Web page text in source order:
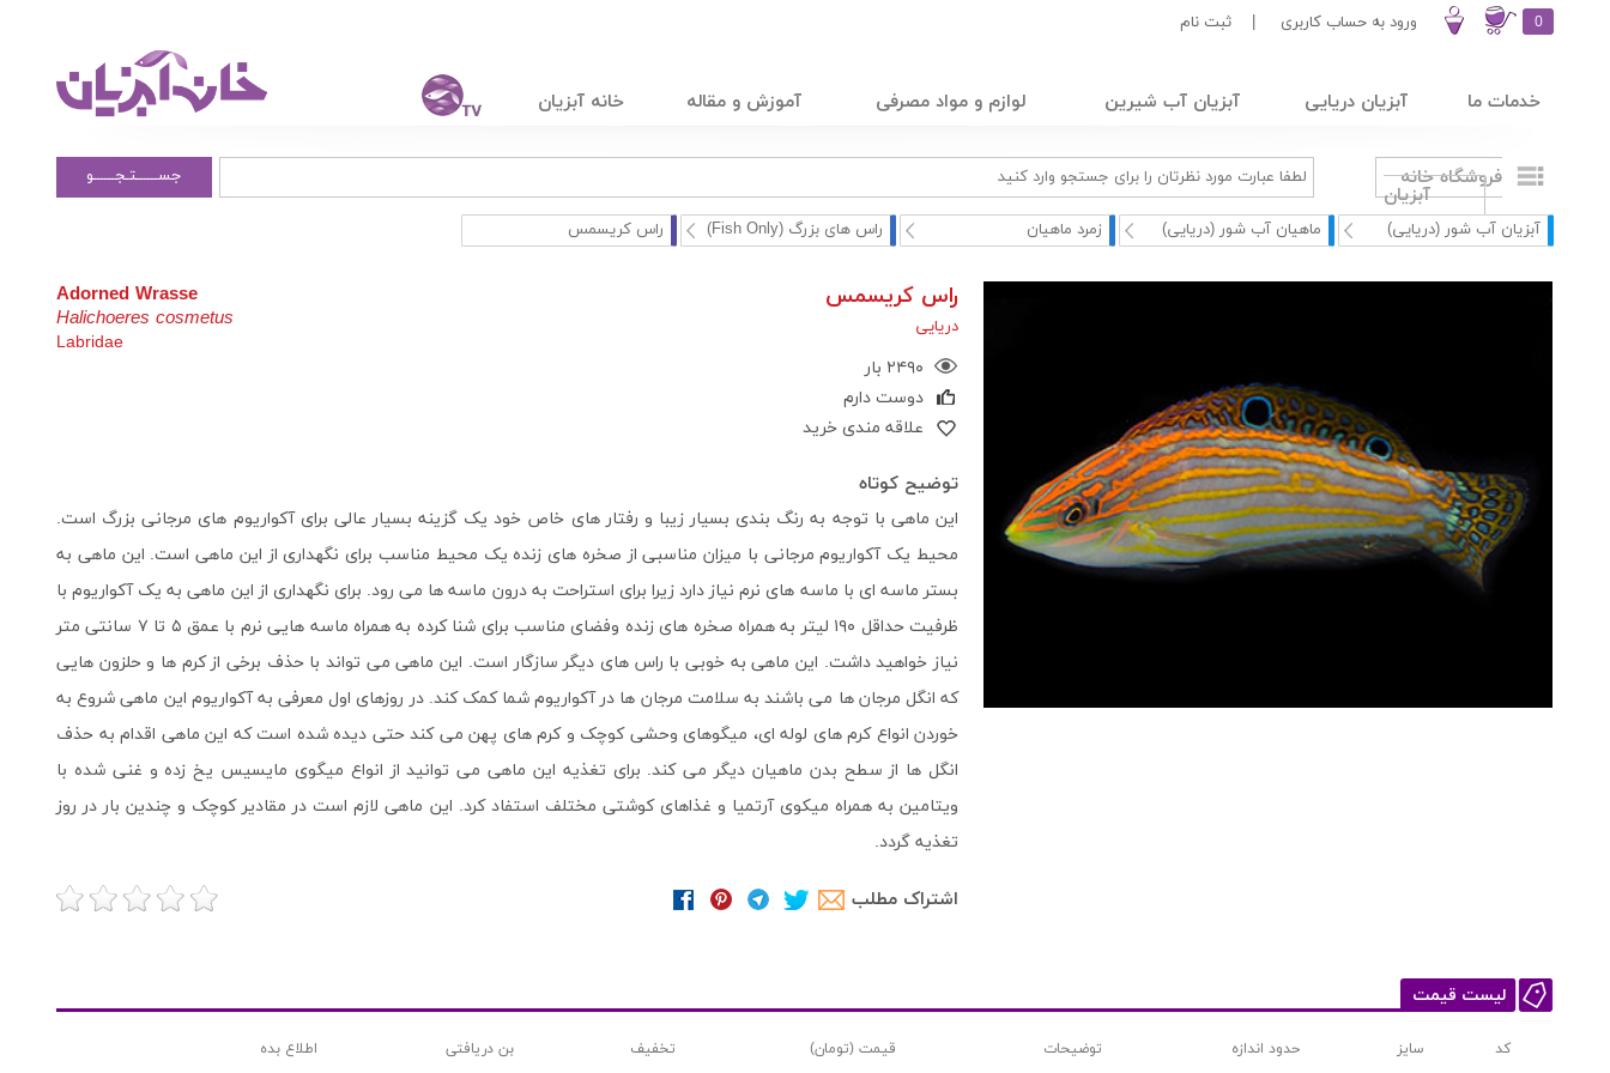
0 ورود به حساب کاربری ثبت نام
خدمات ما آبزیان دریایی آبزیان آب شیرین لوازم و مواد مصرفی آموزش و مقاله خانه آبزیان
فروشگاه خانه
آبزیان
جســــــتـجــــــو
آبزیان آب شور (دریایی) ماهیان آب شور (دریایی) زمرد ماهیان راس های بزرگ (Fish Only) راس کریسمس
راس کریسمس
دریایی
۲۴۹۰ بار
دوست دارم
علاقه مندی خرید
Adorned Wrasse
Halichoeres cosmetus
Labridae
توضیح کوتاه
این ماهی با توجه به رنگ بندی بسیار زیبا و رفتار های خاص خود یک گزینه بسیار عالی برای آکواریوم های مرجانی بزرگ است.
محیط یک آکواریوم مرجانی با میزان مناسبی از صخره های زنده یک محیط مناسب برای نگهداری از این ماهی است. این ماهی به
بستر ماسه ای با ماسه های نرم نیاز دارد زیرا برای استراحت به درون ماسه ها می رود. برای نگهداری از این ماهی به یک آکواریوم با
ظرفیت حداقل ۱۹۰ لیتر به همراه صخره های زنده وفضای مناسب برای شنا کرده به همراه ماسه هایی نرم با عمق ۵ تا ۷ سانتی متر
نیاز خواهید داشت. این ماهی به خوبی با راس های دیگر سازگار است. این ماهی می تواند با حذف برخی از کرم ها و حلزون هایی
که انگل مرجان ها می باشند به سلامت مرجان ها در آکواریوم شما کمک کند. در روزهای اول معرفی به آکواریوم این ماهی شروع به
خوردن انواع کرم های لوله ای، میگوهای وحشی کوچک و کرم های پهن می کند حتی دیده شده است که این ماهی اقدام به حذف
انگل ها از سطح بدن ماهیان دیگر می کند. برای تغذیه این ماهی می توانید از انواع میگوی مایسیس یخ زده و غنی شده با
ویتامین به همراه میکوی آرتمیا و غذاهای کوشتی مختلف استفاد کرد. این ماهی لازم است در مقادیر کوچک و چندین بار در روز
تغذیه گردد.
اشتراک مطلب
لیست قیمت
کد سایز حدود اندازه توضیحات قیمت (تومان) تخفیف بن دریافتی اطلاع بده